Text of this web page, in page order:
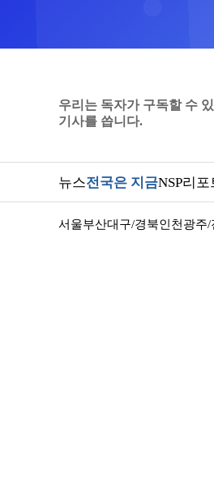
우리는 독자가 구독할 수
기사를 씁니다.
뉴스전국은 지금NSP리포
서울부산대구/경북인천 광주/